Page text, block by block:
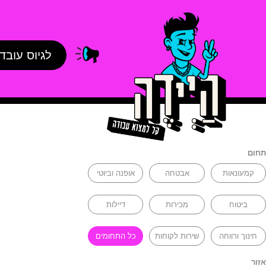
לגיוס
תחום
קמעונאות אבטחה אופנה וביוטי
ביטוח מכירות דיילות
חינוך ורווחה שירות לקוחות כל התחומים
אזור